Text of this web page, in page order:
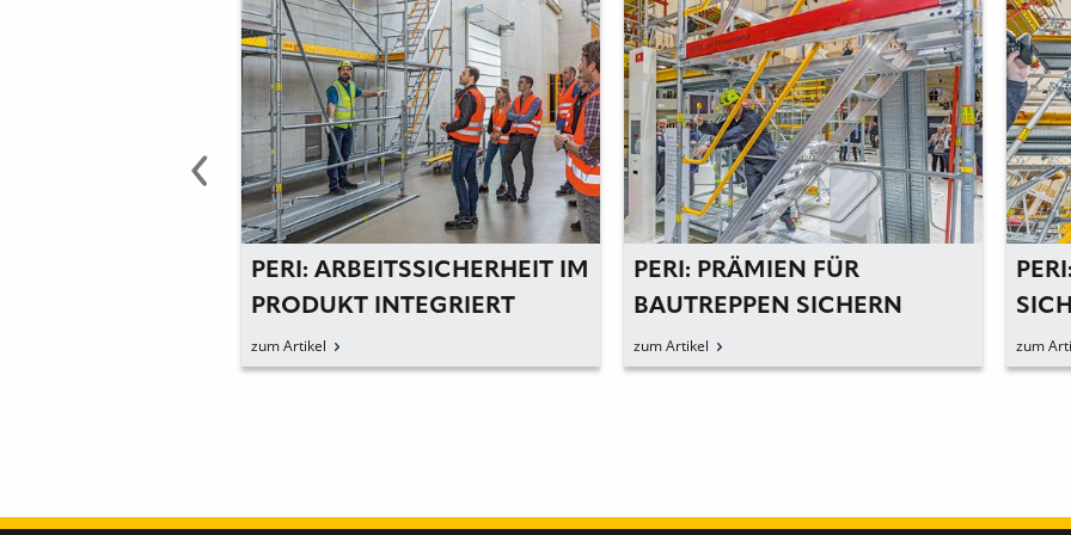
PERI: ARBEITSSICHERHEIT IM
PRODUKT INTEGRIERT
zum Artikel
PERI: PRÄMIEN FÜR
BAUTREPPEN SICHERN
zum Artikel zum